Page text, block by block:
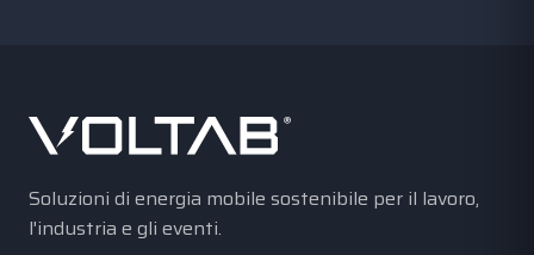
Soluzioni di energia mobile sostenibile per il lavoro,
l'industria e gli eventi.